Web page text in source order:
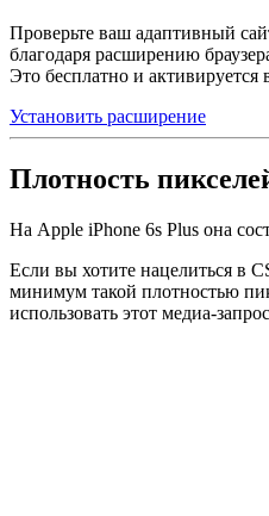
Проверьте ваш адаптивный
благодаря расширению
Это бесплатно и активируется
Установить расширение
Плотность
На Apple iPhone 6s Plus она
Если вы хотите нацелиться в
минимум такой плотностью
использовать этот медиа-